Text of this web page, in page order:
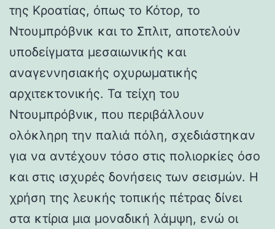
της Κροατίας, όπως το Κότορ, το
Ντουμπρόβνικ και το Σπλιτ, αποτελούν
υποδείγματα μεσαιωνικής και
αναγεννησιακής οχυρωματικής
αρχιτεκτονικής. Τα τείχη του
Ντουμπρόβνικ, που περιβάλλουν
ολόκληρη την παλιά πόλη, σχεδιάστηκαν
για να αντέχουν τόσο στις πολιορκίες όσο
και στις ισχυρές δονήσεις των σεισμών. Η
χρήση της λευκής τοπικής πέτρας δίνει
στα κτίρια μια μοναδική λάμψη, ενώ οι